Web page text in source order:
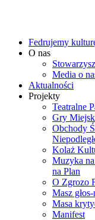
Fedrujemy
O nas
Media o
Aktualności
Projekty
Teatralne
Gry
Obchody
Kolaż
Muzyka
na Plan
O Zgrozo
Masz
Masa
Manifest